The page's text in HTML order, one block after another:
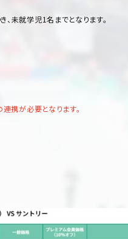
未就学児1名までとなります。
携が必要となります。